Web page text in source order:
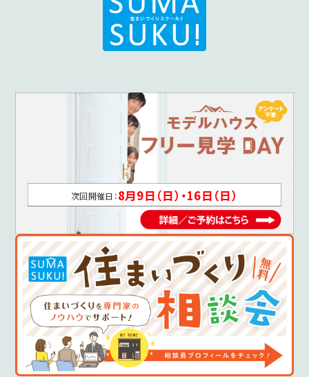
次回開催日：8月9日（日）・16日（日）